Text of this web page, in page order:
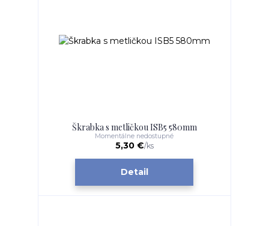
Škrabka s metličkou ISB5 580mm
5,30 €/ks
Momentálne nedostupné
Detail